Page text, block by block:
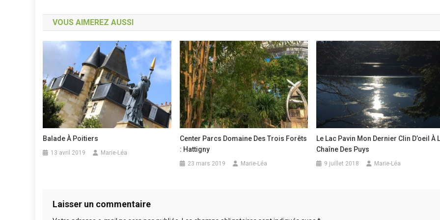
de
l’article
VOUS AIMEREZ AUSSI
Balade À Poitiers
13 avril 2019 Marie-Léa
Center Parcs Domaine Des Trois Forêts
: Hattigny
23 mars 2019 Marie-Léa
Le Lac Pavin Mon Dernier Clin D’oeil À
Chaîne Des Puys
9 juillet 2018 Marie-Léa
Laisser un commentaire